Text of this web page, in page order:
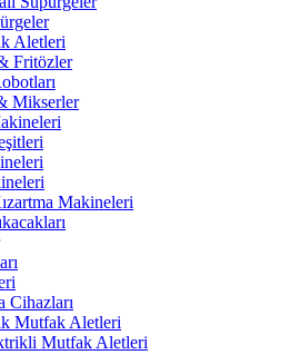
Aletleri
Fritözler
Mikserler
Makineleri
Cihazları
Mutfak Aletleri
Mutfak Aletleri